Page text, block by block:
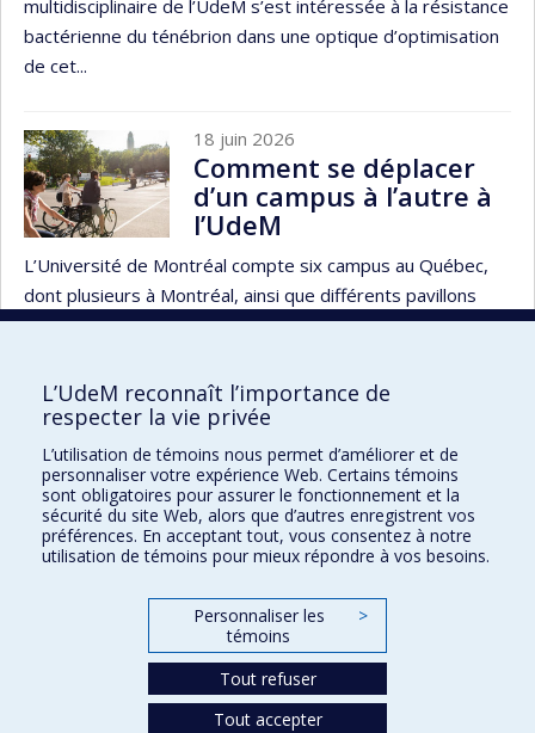
multidisciplinaire de l’UdeM s’est intéressée à la résistance
bactérienne du ténébrion dans une optique d’optimisation
de cet...
18 juin 2026
Comment se déplacer
d’un campus à l’autre à
l’UdeM
L’Université de Montréal compte six campus au Québec,
dont plusieurs à Montréal, ainsi que différents pavillons
répartis dans la région...
1 de 37. 1 2
Développement durable à l'UdeM
L’UdeM reconnaît l’importance de
respecter la vie privée
L’utilisation de témoins nous permet d’améliorer et de
personnaliser votre expérience Web. Certains témoins
sont obligatoires pour assurer le fonctionnement et la
sécurité du site Web, alors que d’autres enregistrent vos
préférences. En acceptant tout, vous consentez à notre
utilisation de témoins pour mieux répondre à vos besoins.
Personnaliser les
témoins
>
Tout refuser
Tout accepter